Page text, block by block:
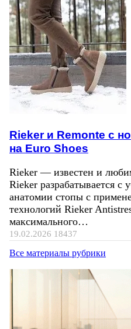
Rieker и Remonte с
на Euro Shoes
Rieker — известен и
Rieker разрабатывается с
анатомии стопы с
технологий Rieker
максимального…
19.02.2026 18437
Все материалы рубрики